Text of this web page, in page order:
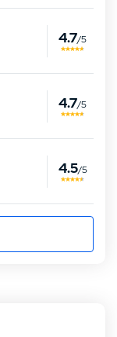
4.7/5
4.7/5
4.5/5